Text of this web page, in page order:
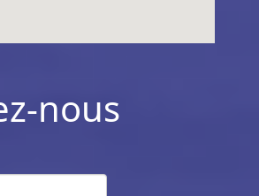
nous